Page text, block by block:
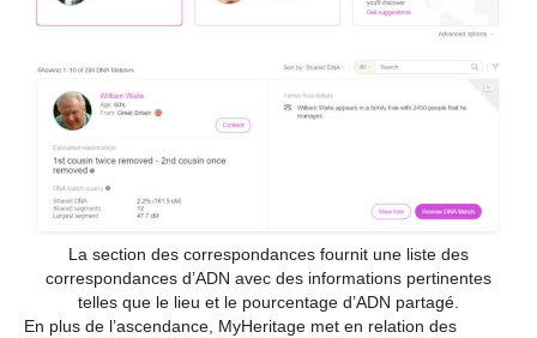
La section des correspondances fournit une liste des
correspondances d’ADN avec des informations pertinentes
telles que le lieu et le pourcentage d’ADN partagé.
En plus de l’ascendance, MyHeritage met en relation des